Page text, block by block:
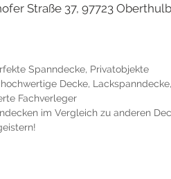
Straße 37, 97723
Spanndecke, Privatobjekte
hochwertige Decke, Lackspanndecke,
Fachverleger
im Vergleich zu anderen